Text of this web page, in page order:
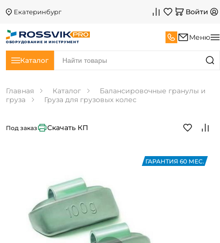
Екатеринбург Войти
ОБОРУДОВАНИЕ И ИНСТРУМЕНТ
Меню
Каталог
Главная Каталог
Балансировочные гранулы и
груза
Груза для грузовых колес
ГАРАНТИЯ 60 МЕС.
Под заказ Скачать КП